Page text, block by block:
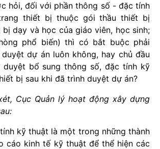
hỏi, đối với phần thông số - đặc tính
thiết bị thuộc gói thầu thiết bị
bị dạy và học của giáo viên, học sinh;
phổ biến) thì có bắt buộc phải
dự án luôn không, hay chủ đầu
bổ sung thông số, đặc tính kỹ
bị sau khi đã trình duyệt dự án?
Cục Quản lý hoạt động xây dựng
kỹ thuật là một trong những thành
cáo kinh tế kỹ thuật để thể hiện các